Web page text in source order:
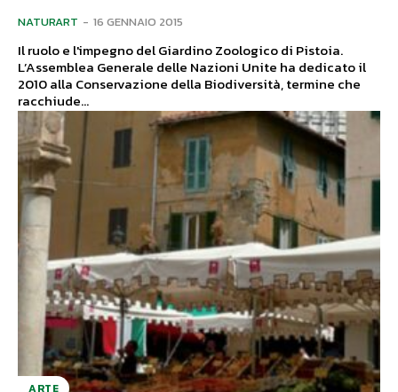
NATURART - 16 GENNAIO 2015
Il ruolo e l'impegno del Giardino Zoologico di Pistoia.
L’Assemblea Generale delle Nazioni Unite ha dedicato il
2010 alla Conservazione della Biodiversità, termine che
racchiude...
ARTE